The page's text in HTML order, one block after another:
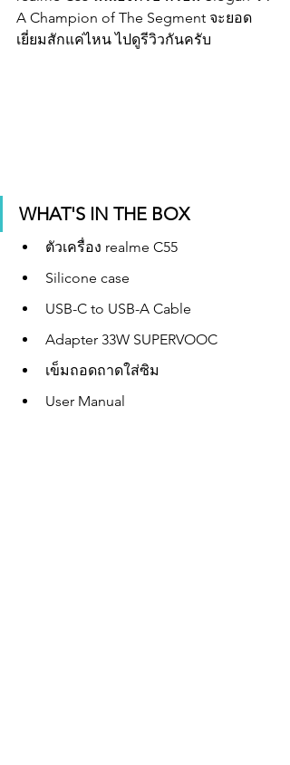
A Champion of The Segment จะยอด
เยี่ยมสักแค่ไหน ไปดูรีวิวกันครับ
WHAT'S IN THE BOX
ตัวเครื่อง realme C55
Silicone case
USB-C to USB-A Cable
Adapter 33W SUPERVOOC
เข็มถอดถาดใส่ซิม
User Manual